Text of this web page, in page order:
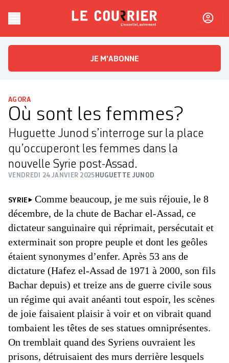
Le CourrierL'essentiel, autrement
JE M'ABONNE
AGORA
Où sont les femmes?
Huguette Junod s’interroge sur la place
qu’occuperont les femmes dans la
nouvelle Syrie post-Assad.
VENDREDI 24 JANVIER 2025 HUGUETTE JUNOD
SYRIE
Comme beaucoup, je me suis réjouie, le 8
décembre, de la chute de Bachar el-Assad, ce
dictateur sanguinaire qui réprimait, persécutait et
exterminait son propre peuple et dont les geôles
étaient synonymes d’enfer. Après 53 ans de
dictature (Hafez el-Assad de 1971 à 2000, son fils
Bachar depuis) et treize ans de guerre civile sous
un régime qui avait anéanti tout espoir, les scènes
de joie faisaient plaisir à voir et on vibrait quand
tombaient les têtes de ses statues omniprésentes.
On tremblait quand des Syriens ouvraient les
prisons, détruisaient des murs derrière lesquels